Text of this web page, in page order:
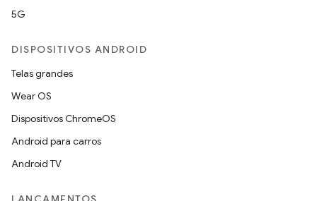
5G
DISPOSITIVOS ANDROID
Telas grandes
Wear OS
Dispositivos ChromeOS
Android para carros
Android TV